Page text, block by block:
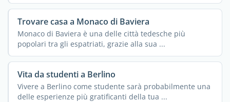
Trovare casa a Monaco di Baviera
Monaco di Baviera è una delle città tedesche più
popolari tra gli espatriati, grazie alla sua ...
Vita da studenti a Berlino
Vivere a Berlino come studente sarà probabilmente una
delle esperienze più gratificanti della tua ...